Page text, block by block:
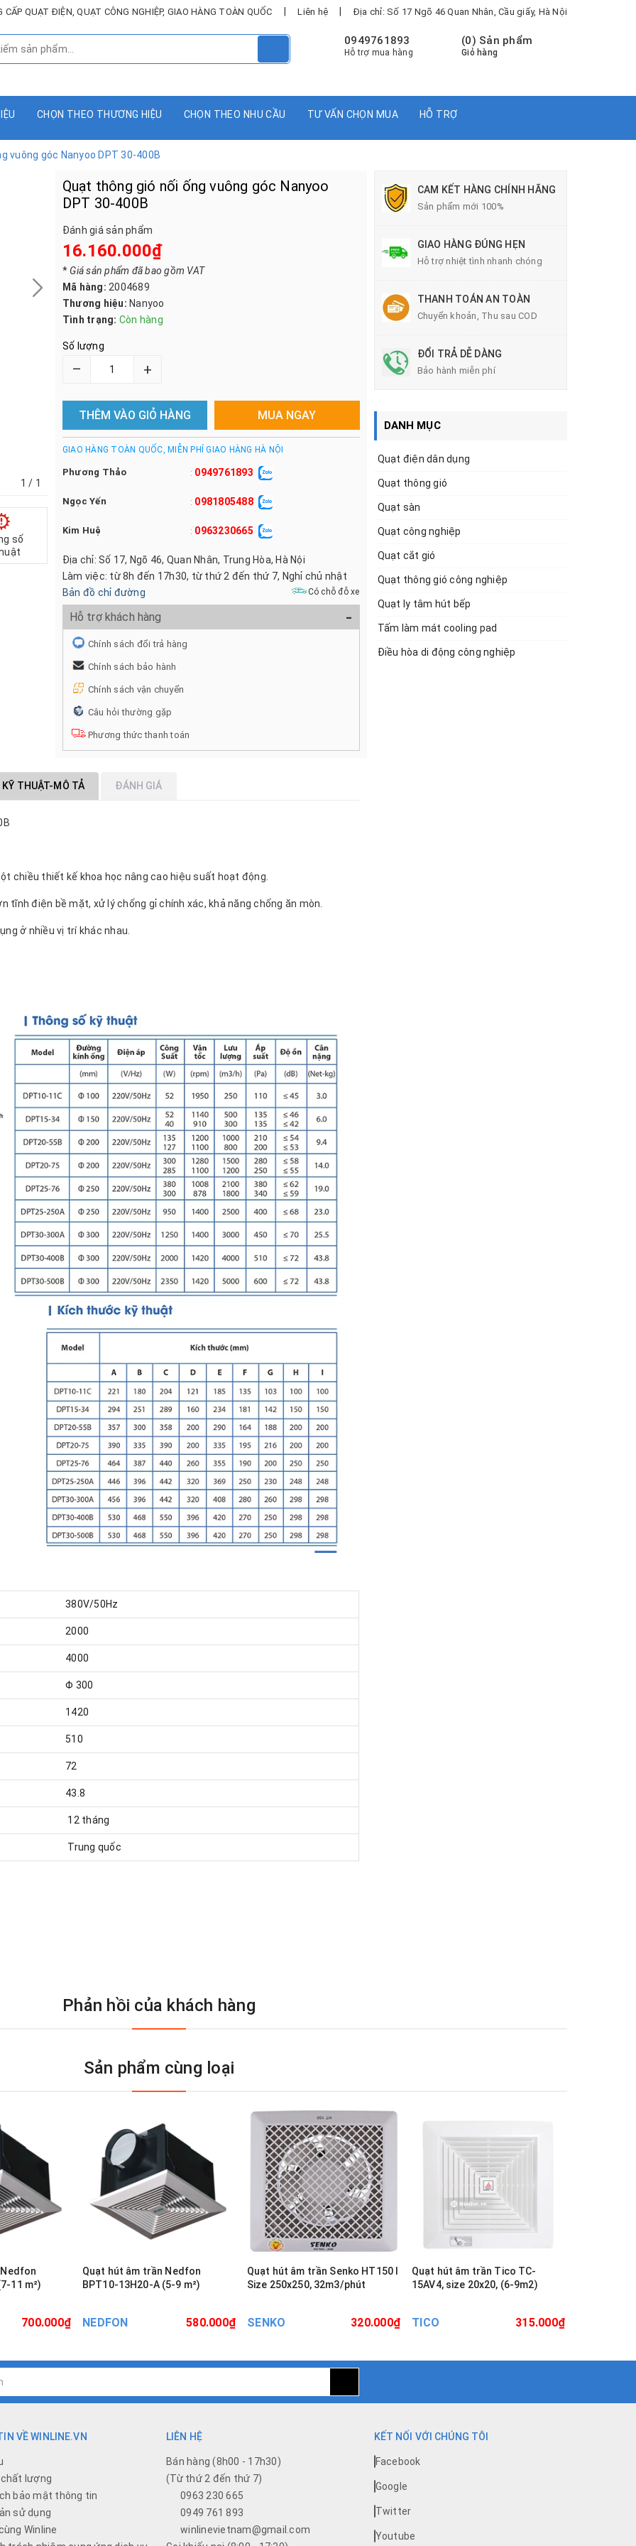
QUẠT ĐIỆN, QUẠT CÔNG NGHIỆP, GIAO HÀNG TOÀN QUỐC Liên hệ Địa chỉ: Số 17 Ngõ 46 Quan Nhân, Cầu giấy, Hà Nội
(0) Sản phẩm
Giỏ hàng
0949761893
Hỗ trợ mua hàng
CHỌN THEO THƯƠNG HIỆU CHỌN THEO NHU CẦU TƯ VẤN CHỌN MUA HỖ TRỢ
vuông góc Nanyoo DPT 30-400B
1 / 1
số
Quạt thông gió nối ống vuông góc Nanyoo
DPT 30-400B
Đánh giá sản phẩm
16.160.000₫
*Giá sản phẩm đã bao gồm VAT
Mã hàng: 2004689
Thương hiệu: Nanyoo
Tình trạng: Còn hàng
Số lượng
– +
THÊM VÀO GIỎ HÀNG MUA NGAY
GIAO HÀNG TOÀN QUỐC, MIỄN PHÍ GIAO HÀNG HÀ NỘI
Phương Thảo : 0949761893
Ngọc Yến : 0981805488
Kim Huệ : 0963230665
Địa chỉ: Số 17, Ngõ 46, Quan Nhân, Trung Hòa, Hà Nội
Làm việc: từ 8h đến 17h30, từ thứ 2 đến thứ 7, Nghỉ chủ nhật
Bản đồ chỉ đường
Có chỗ đỗ xe
Hỗ trợ khách hàng -
Chính sách đổi trả hàng
Chính sách bảo hành
Chính sách vận chuyển
Câu hỏi thường gặp
Phương thức thanh toán
THUẬT-MÔ TẢ ĐÁNH GIÁ
chiều thiết kế khoa học nâng cao hiệu suất hoạt động.
điện bề mặt, xử lý chống gỉ chính xác, khả năng chống ăn mòn.
ở nhiều vị trí khác nhau.
380V/50Hz
2000
4000
Φ 300
1420
510
72
43.8
12 tháng
Trung quốc
CAM KẾT HÀNG CHÍNH HÃNG
Sản phẩm mới 100%
GIAO HÀNG ĐÚNG HẸN
Hỗ trợ nhiệt tình nhanh chóng
THANH TOÁN AN TOÀN
Chuyển khoản, Thu sau COD
ĐỔI TRẢ DỄ DÀNG
Bảo hành miễn phí
DANH MỤC
Quạt điện dân dụng
Quạt thông gió
Quạt sàn
Quạt công nghiệp
Quạt cắt gió
Quạt thông gió công nghiệp
Quạt ly tâm hút bếp
Tấm làm mát cooling pad
Điều hòa di động công nghiệp
Phản hồi của khách hàng
Sản phẩm cùng loại
700.000₫
Quạt hút âm trần Nedfon
BPT10-13H20-A (5-9 m²)
NEDFON 580.000₫
Quạt hút âm trần Senko HT150 I
Size 250x250, 32m3/phút
SENKO 320.000₫
Quạt hút âm trần Tico TC-
15AV4, size 20x20, (6-9m2)
TICO 315.000₫
VỀ WINLINE.VN
lượng
bảo mật thông tin
sử dụng
Winline
LIÊN HỆ
Bán hàng (8h00 - 17h30)
(Từ thứ 2 đến thứ 7)
0963 230 665
0949 761 893
winlinevietnam@gmail.com
KẾT NỐI VỚI CHÚNG TÔI
Facebook
Google
Twitter
Youtube